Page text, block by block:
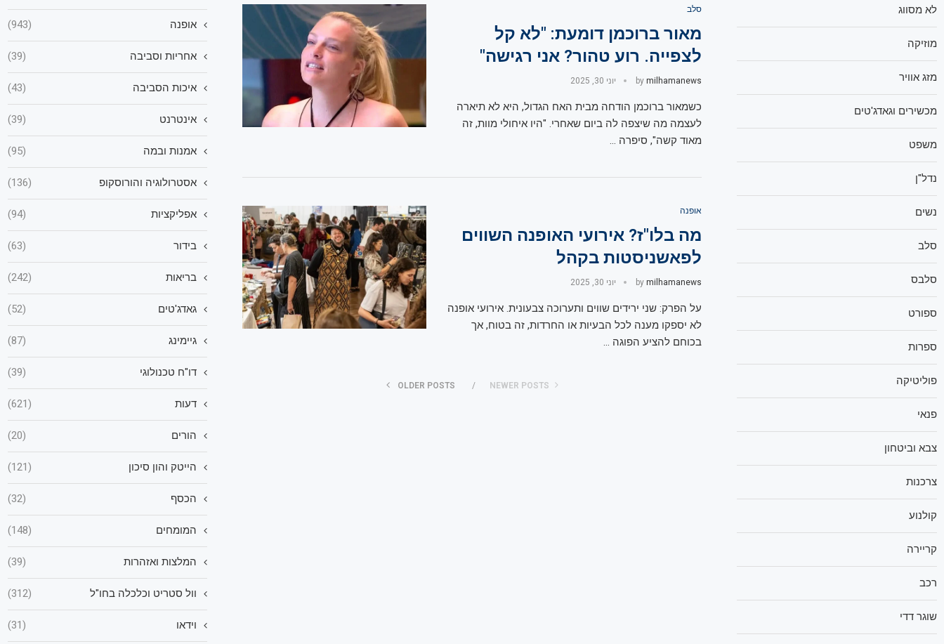
סלב
מאור ברוכמן דומעת: "לא קל
לצפייה. רוע טהור? אני רגישה"
bymilhamanews יוני 30, 2025
כשמאור ברוכמן הודחה מבית האח הגדול, היא לא תיארה
לעצמה מה שיצפה לה ביום שאחרי. "היו איחולי מוות, זה
מאוד קשה", סיפרה …
אופנה
מה בלו"ז? אירועי האופנה השווים
לפאשניסטות בקהל
bymilhamanews יוני 30, 2025
על הפרק: שני ירידים שווים ותערוכה צבעונית. אירועי אופנה
לא יספקו מענה לכל הבעיות או החרדות, זה בטוח, אך
בכוחם להציע הפוגה …
NEWER POSTS
OLDER POSTS
אופנה (943)
אחריות וסביבה (39)
איכות הסביבה (43)
אינטרנט (39)
אמנות ובמה (95)
אסטרולוגיה והורוסקופ (136)
אפליקציות (94)
בידור (63)
בריאות (242)
גאדג'טים (52)
גיימינג (87)
דו"ח טכנולוגי (39)
דעות (621)
הורים (20)
הייטק והון סיכון (121)
הכסף (32)
המומחים (148)
המלצות ואזהרות (39)
וול סטריט וכלכלה בחו"ל (312)
וידאו (31)
לא מסווג
מוזיקה
מזג אוויר
מכשירים וגאדג'טים
משפט
נדל"ן
נשים
סלב
סלבס
ספורט
ספרות
פוליטיקה
פנאי
צבא וביטחון
צרכנות
קולנוע
קריירה
רכב
שוגר דדי